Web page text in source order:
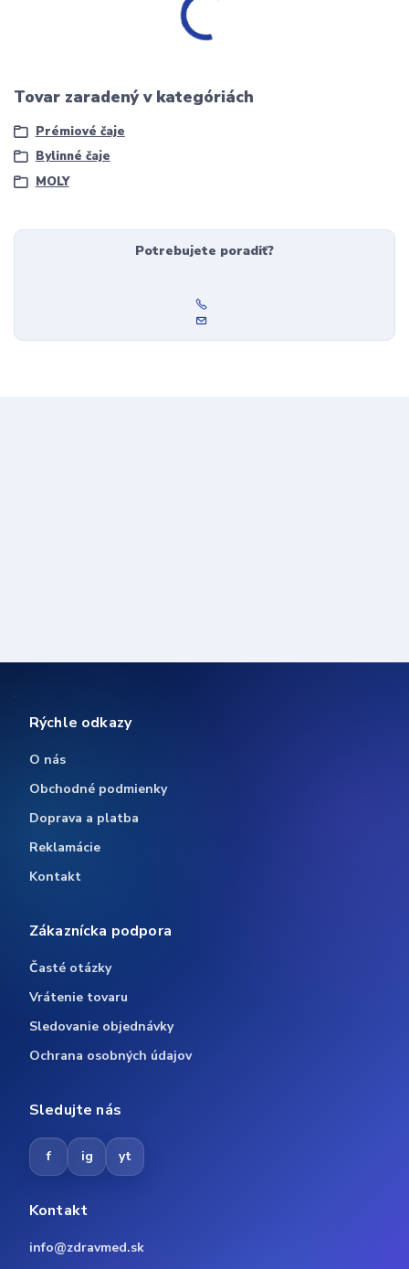
Tovar zaradený v kategóriách
Prémiové čaje
Bylinné čaje
MOLY
Potrebujete poradiť?
Rýchle odkazy
O nás
Obchodné podmienky
Doprava a platba
Reklamácie
Kontakt
Zákaznícka podpora
Časté otázky
Vrátenie tovaru
Sledovanie objednávky
Ochrana osobných údajov
Sledujte nás
f ig yt
Kontakt
info@zdravmed.sk